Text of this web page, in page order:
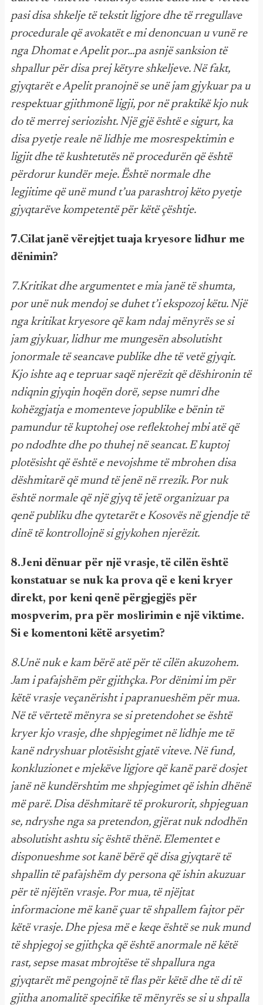
pasi disa shkelje të tekstit ligjore dhe të rregullave
procedurale që avokatët e mi denoncuan u vunë re
nga Dhomat e Apelit por...pa asnjë sanksion të
shpallur për disa prej këtyre shkeljeve. Në fakt,
gjyqtarët e Apelit pranojnë se unë jam gjykuar pa u
respektuar gjithmonë ligji, por në praktikë kjo nuk
do të merrej seriozisht. Një gjë është e sigurt, ka
disa pyetje reale në lidhje me mosrespektimin e
ligjit dhe të kushtetutës në procedurën që është
përdorur kundër meje. Është normale dhe
legjitime që unë mund t’ua parashtroj këto pyetje
gjyqtarëve kompetentë për këtë çështje.
7.Cilat janë vërejtjet tuaja kryesore lidhur me
dënimin?
7.Kritikat dhe argumentet e mia janë të shumta,
por unë nuk mendoj se duhet t’i ekspozoj këtu. Një
nga kritikat kryesore që kam ndaj mënyrës se si
jam gjykuar, lidhur me mungesën absolutisht
jonormale të seancave publike dhe të vetë gjyqit.
Kjo ishte aq e tepruar saqë njerëzit që dëshironin të
ndiqnin gjyqin hoqën dorë, sepse numri dhe
kohëzgjatja e momenteve jopublike e bënin të
pamundur të kuptohej ose reflektohej mbi atë që
po ndodhte dhe po thuhej në seancat. E kuptoj
plotësisht që është e nevojshme të mbrohen disa
dëshmitarë që mund të jenë në rrezik. Por nuk
është normale që një gjyq të jetë organizuar pa
qenë publiku dhe qytetarët e Kosovës në gjendje të
dinë të kontrollojnë si gjykohen njerëzit.
8.Jeni dënuar për një vrasje, të cilën është
konstatuar se nuk ka prova që e keni kryer
direkt, por keni qenë përgjegjës për
mospverim, pra për moslirimin e një viktime.
Si e komentoni këtë arsyetim?
8.Unë nuk e kam bërë atë për të cilën akuzohem.
Jam i pafajshëm për gjithçka. Por dënimi im për
këtë vrasje veçanërisht i papranueshëm për mua.
Në të vërtetë mënyra se si pretendohet se është
kryer kjo vrasje, dhe shpjegimet në lidhje me të
kanë ndryshuar plotësisht gjatë viteve. Në fund,
konkluzionet e mjekëve ligjore që kanë parë dosjet
janë në kundërshtim me shpjegimet që ishin dhënë
më parë. Disa dëshmitarë të prokurorit, shpjeguan
se, ndryshe nga sa pretendon, gjërat nuk ndodhën
absolutisht ashtu siç është thënë. Elementet e
disponueshme sot kanë bërë që disa gjyqtarë të
shpallin të pafajshëm dy persona që ishin akuzuar
për të njëjtën vrasje. Por mua, të njëjtat
informacione më kanë çuar të shpallem fajtor për
këtë vrasje. Dhe pjesa më e keqe është se nuk mund
të shpjegoj se gjithçka që është anormale në këtë
rast, sepse masat mbrojtëse të shpallura nga
gjyqtarët më pengojnë të flas për këtë dhe të di të
gjitha anomalitë specifike të mënyrës se si u shpalla